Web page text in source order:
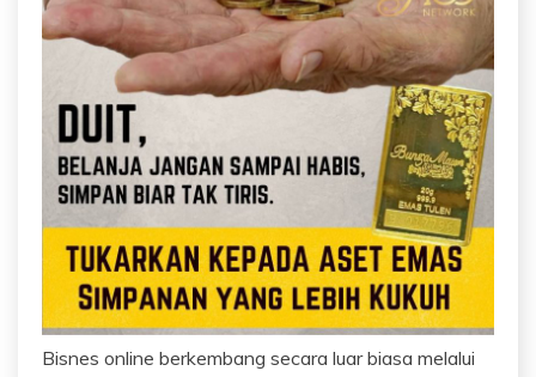
Bisnes online berkembang secara luar biasa melalui